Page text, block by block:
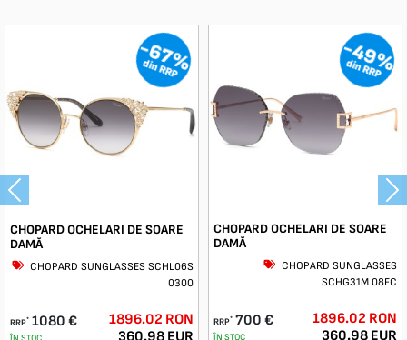
-67%
din RRP
CHOPARD OCHELARI DE SOARE
DAMĂ
CHOPARD SUNGLASSES SCHL06S
0300
RRP* 1080 €
1896.02 RON
360.98 EUR
-49%
din RRP
CHOPARD OCHELARI DE SOARE
DAMĂ
CHOPARD SUNGLASSES
SCHG31M 08FC
RRP* 700 €
ÎN STOC
1896.02 RON
360.98 EUR
Previous